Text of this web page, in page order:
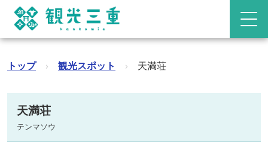
トップ › 観光スポット › 天満荘
天満荘
テンマソウ